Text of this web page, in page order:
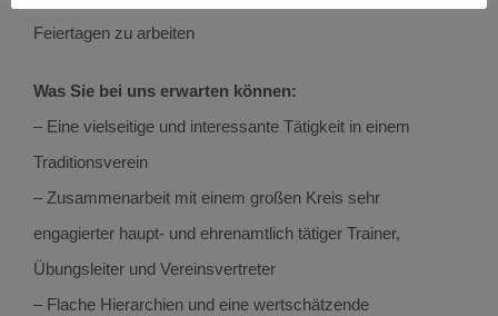
Feiertagen zu arbeiten
Was Sie bei uns erwarten können:
– Eine vielseitige und interessante Tätigkeit in einem
Traditionsverein
– Zusammenarbeit mit einem großen Kreis sehr
engagierter haupt- und ehrenamtlich tätiger Trainer,
Übungsleiter und Vereinsvertreter
– Flache Hierarchien und eine wertschätzende